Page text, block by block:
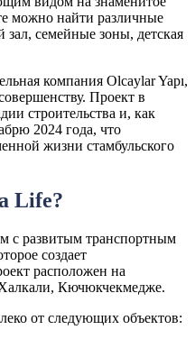
можно найти различные
зал, семейные зоны, детская
компания Olcaylar Yapı,
Проект в
строительства и, как
2024 года, что
жизни стамбульского
Life?
с развитым транспортным
создает
расположен на
Кючюкчекмедже.
от следующих объектов: